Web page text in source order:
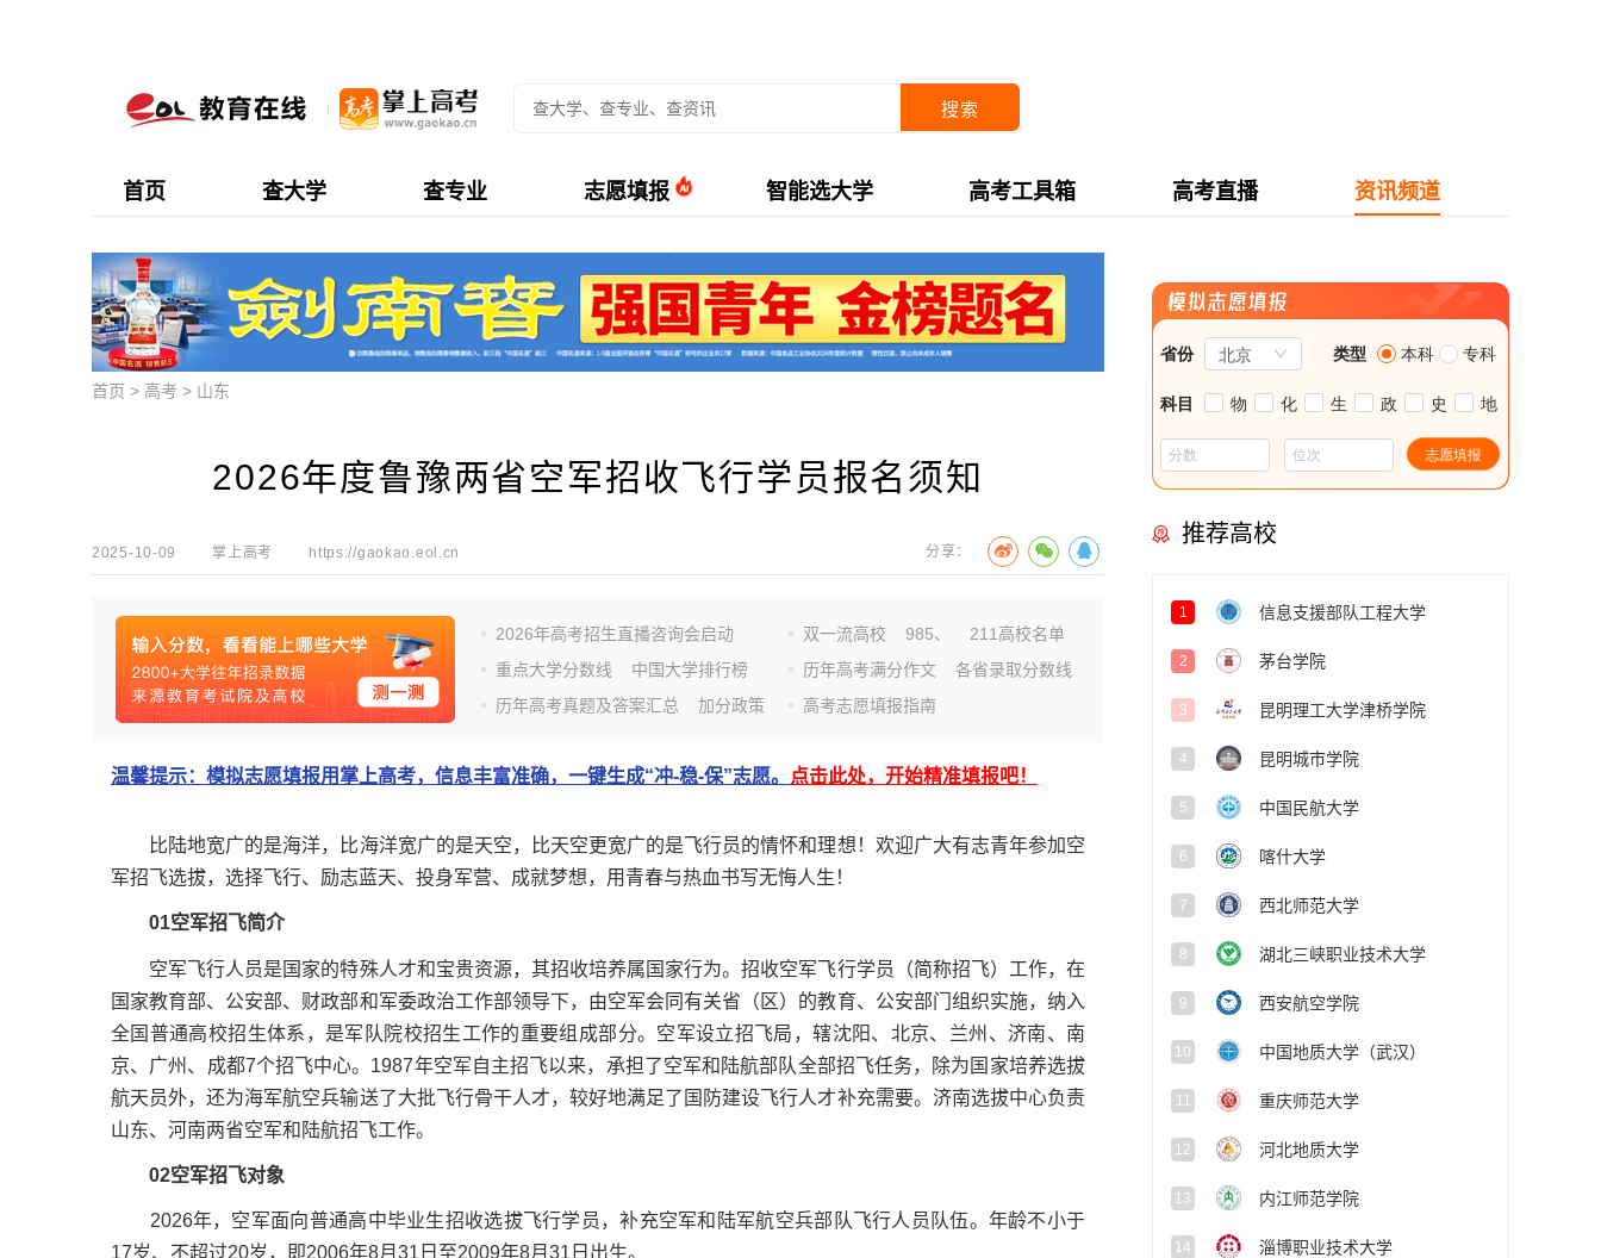
搜索
首页 查大学 查专业 志愿填报 智能选大学 高考工具箱 高考直播 资讯频道
首页 > 高考 > 山东
2026年度鲁豫两省空军招收飞行学员报名须知
2025-10-09 掌上高考 https://gaokao.eol.cn 分享：
2026年高考招生直播咨询会启动
重点大学分数线
中国大学排行榜
历年高考真题及答案汇总
加分政策
双一流高校 985、
211高校名单
历年高考满分作文
各省录取分数线
高考志愿填报指南
温馨提示：模拟志愿填报用掌上高考，信息丰富准确，一键生成“冲-稳-保”志愿。 点击此处，开始精准填报吧！
比陆地宽广的是海洋，比海洋宽广的是天空，比天空更宽广的是飞行员的情怀和理想！欢迎广大有志青年参加空
军招飞选拔，选择飞行、励志蓝天、投身军营、成就梦想，用青春与热血书写无悔人生！
01空军招飞简介
空军飞行人员是国家的特殊人才和宝贵资源，其招收培养属国家行为。招收空军飞行学员（简称招飞）工作，在
国家教育部、公安部、财政部和军委政治工作部领导下，由空军会同有关省（区）的教育、公安部门组织实施，纳入
全国普通高校招生体系，是军队院校招生工作的重要组成部分。空军设立招飞局，辖沈阳、北京、兰州、济南、南
京、广州、成都7个招飞中心。1987年空军自主招飞以来，承担了空军和陆航部队全部招飞任务，除为国家培养选拔
航天员外，还为海军航空兵输送了大批飞行骨干人才，较好地满足了国防建设飞行人才补充需要。济南选拔中心负责
山东、河南两省空军和陆航招飞工作。
02空军招飞对象
2026年，空军面向普通高中毕业生招收选拔飞行学员，补充空军和陆军航空兵部队飞行人员队伍。年龄不小于
17岁、不超过20岁，即2006年8月31日至2009年8月31日出生。
推荐高校
1 信息支援部队工程大学
2 茅台学院
3 昆明理工大学津桥学院
4 昆明城市学院
5 中国民航大学
6 喀什大学
7 西北师范大学
8 湖北三峡职业技术大学
9 西安航空学院
10 中国地质大学（武汉）
11 重庆师范大学
12 河北地质大学
13 内江师范学院
14 淄博职业技术大学